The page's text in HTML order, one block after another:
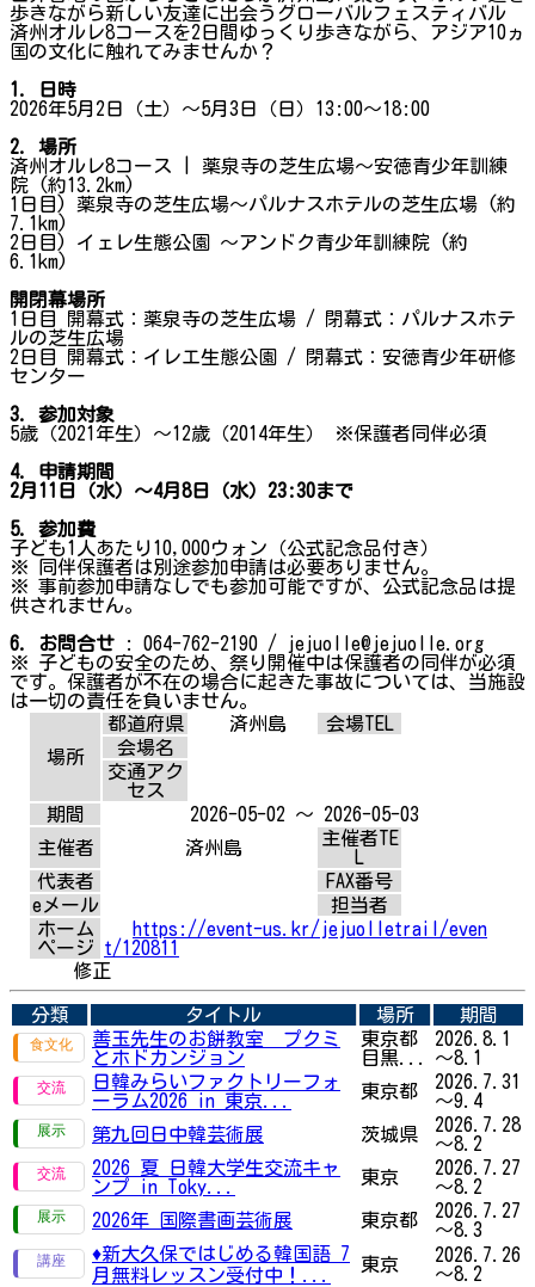
歩きながら新しい友達に出会うグローバルフェスティバル
済州オルレ8コースを2日間ゆっくり歩きながら、アジア10ヵ
国の文化に触れてみませんか？
1. 日時
2026年5月2日（土）～5月3日（日）13:00～18:00
2. 場所
済州オルレ8コース | 薬泉寺の芝生広場～安徳青少年訓練
院 (約13.2km)
1日目) 薬泉寺の芝生広場～パルナスホテルの芝生広場 (約
7.1km)
2日目) イェレ生態公園 ～アンドク青少年訓練院 (約
6.1km)
開閉幕場所
1日目 開幕式：薬泉寺の芝生広場 / 閉幕式：パルナスホテ
ルの芝生広場
2日目 開幕式：イレエ生態公園 / 閉幕式：安徳青少年研修
センター
3. 参加対象
5歳（2021年生）〜12歳（2014年生） ※保護者同伴必須
4. 申請期間
2月11日（水）～4月8日（水）23:30まで
5. 参加費
子ども1人あたり10,000ウォン（公式記念品付き）
※ 同伴保護者は別途参加申請は必要ありません。
※ 事前参加申請なしでも参加可能ですが、公式記念品は提
供されません。
6. お問合せ
: 064-762-2190 / jejuolle@jejuolle.org
※ 子どもの安全のため、祭り開催中は保護者の同伴が必須
です。保護者が不在の場合に起きた事故については、当施設
は一切の責任を負いません。
場所
都道府県 済州島
会場TEL
会場名
交通アク
セス
期間
2026-05-02 ～ 2026-05-03
主催者
済州島
主催者TE
代表者
FAX番号
eメール
担当者
ホーム
ページ
https://event-us.kr/jejuolletrail/even
t/120811
修正
分類 タイトル 場所
期間
善玉先生のお餅教室 プクミ
とホドカンジョン
東京都
目黒...
2026.8.1
～8.1
日韓みらいファクトリーフォ
ーラム2026 in 東京...
東京都
2026.7.31
～9.4
第九回日中韓芸術展
茨城県
2026.7.28
～8.2
2026 夏 日韓大学生交流キャ
ンプ in Toky...
東京
2026.7.27
～8.2
2026年 国際書画芸術展
東京都
2026.7.27
～8.3
♦新大久保ではじめる韓国語 7
月無料レッスン受付中！...
東京
2026.7.26
～8.2